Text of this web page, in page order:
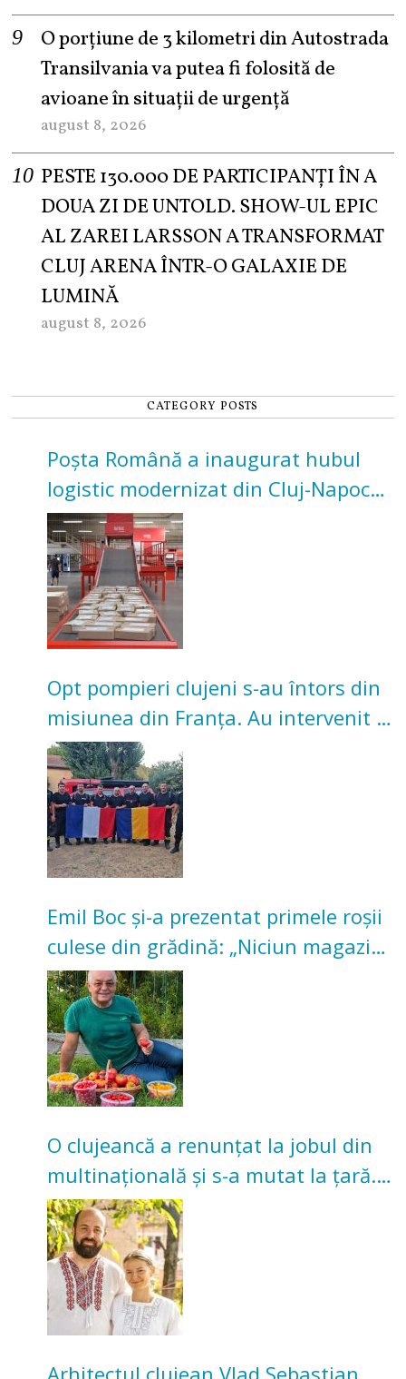
O porțiune de 3 kilometri din Autostrada
Transilvania va putea fi folosită de
avioane în situații de urgență
august 8, 2026
PESTE 130.000 DE PARTICIPANȚI ÎN A
DOUA ZI DE UNTOLD. SHOW-UL EPIC
AL ZAREI LARSSON A TRANSFORMAT
CLUJ ARENA ÎNTR-O GALAXIE DE
LUMINĂ
august 8, 2026
CATEGORY POSTS
Poșta Română a inaugurat hubul
logistic modernizat din Cluj-Napoca.
Investiție de 3 milioane de euro
Opt pompieri clujeni s-au întors din
misiunea din Franța. Au intervenit la
incendii de vegetație și pădure
Emil Boc și-a prezentat primele roșii
culese din grădină: „Niciun magazin
nu poate oferi această satisfacție”
O clujeancă a renunțat la jobul din
multinațională și s-a mutat la țară.
Acum cultivă legume în grădina
bunicilor
Arhitectul clujean Vlad Sebastian